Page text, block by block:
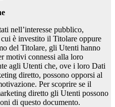
nell’interesse pubblico,
è investito il Titolare oppure
del Titolare, gli Utenti hanno
motivi connessi alla loro
agli Utenti che, ove i loro Dati
diretto, possono opporsi al
Per scoprire se il
diretto gli Utenti possono
di questo documento.